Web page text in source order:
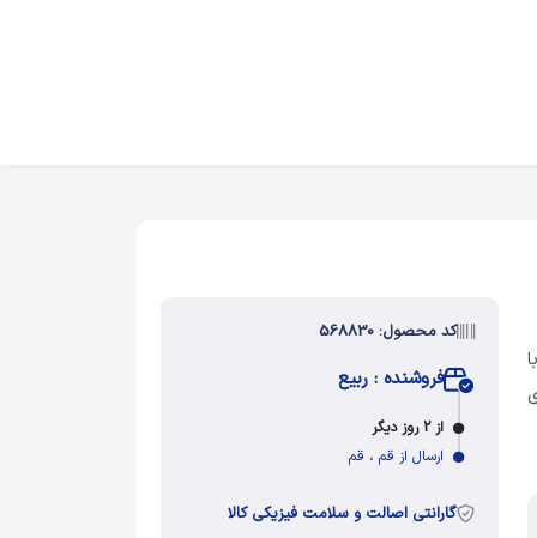
کد محصول: 568830
فروشنده : ربیع
از 2 روز دیگر
ارسال از قم ، قم
گارانتی اصالت و سلامت فیزیکی کالا